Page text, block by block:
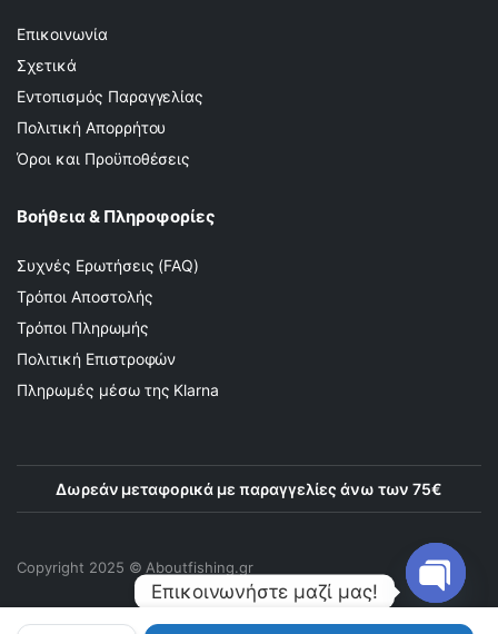
Επικοινωνία
Σχετικά
Εντοπισμός Παραγγελίας
Πολιτική Απορρήτου
Όροι και Προϋποθέσεις
Βοήθεια & Πληροφορίες
Συχνές Ερωτήσεις (FAQ)
Τρόποι Αποστολής
Τρόποι Πληρωμής
Πολιτική Επιστροφών
Πληρωμές μέσω της Klarna
Δωρεάν μεταφορικά με παραγγελίες άνω των 75€
Copyright 2025 © Αboutfishing.gr
Επικοινωνήστε μαζί μας!